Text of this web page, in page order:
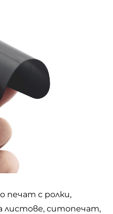
печат с ролки,
листове, ситопечат,